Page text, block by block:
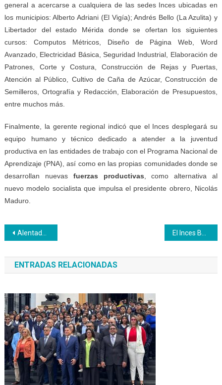
general a acercarse a cualquiera de las sedes Inces ubicadas en
los municipios: Alberto Adriani (El Vigía); Andrés Bello (La Azulita) y
Libertador del estado Mérida donde se ofertan los siguientes
cursos: Computos Métricos, Diseño de Página Web, Word
Avanzado, Electricidad Básica, Seguridad Industrial, Elaboración de
Patrones, Corte y Costura, Construcción de Rejas y Puertas,
Atención al Público, Cultivo de Caña de Azúcar, Construcción de
Semilleros, Ortografía y Redacción, Elaboración de Presupuestos,
entre muchos más.
Finalmente, la gerente regional indicó que el Inces desplegará su
equipo humano y técnico dedicado a atender a la juventud
productiva en las entidades de trabajo con el Programa Nacional de
Aprendizaje (PNA), así como en las propias comunidades donde se
desarrollan nuevas fuerzas productivas , como alternativa al
nuevo modelo socialista que impulsa el presidente obrero, Nicolás
Maduro.
Navegación
de
entradas
Alentador inicio de conucos escolares en Trujillo
ENTRADAS RELACIONADAS